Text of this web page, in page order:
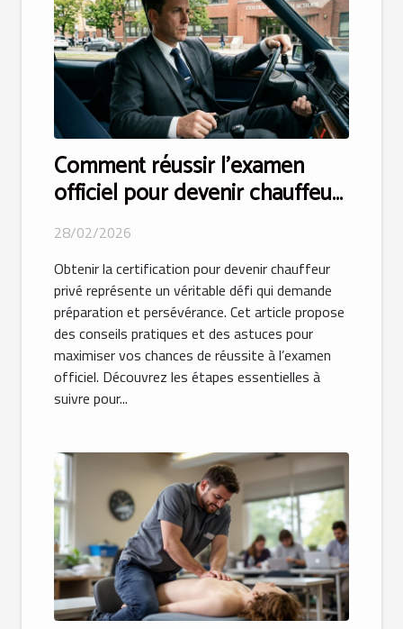
Comment réussir l'examen
officiel pour devenir chauffeur
privé ?
28/02/2026
Obtenir la certification pour devenir chauffeur
privé représente un véritable défi qui demande
préparation et persévérance. Cet article propose
des conseils pratiques et des astuces pour
maximiser vos chances de réussite à l’examen
officiel. Découvrez les étapes essentielles à
suivre pour...